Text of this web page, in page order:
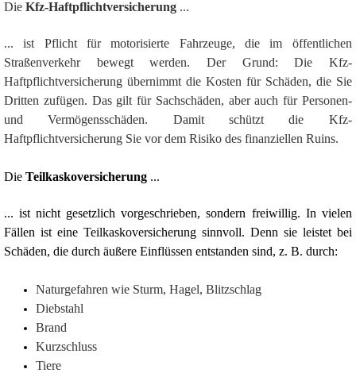
Die Kfz-Haftpflichtversicherung ...
... ist Pflicht
für motorisierte Fahrzeuge, die im öffentlichen
Straßenverkehr bewegt werden. Der Grund: Die Kfz-
Haftpflichtversicherung übernimmt die Kosten für Schäden, die Sie
Dritten zufügen. Das gilt für Sachschäden, aber auch für Personen-
und Vermögensschäden. Damit schützt die Kfz-
Haftpflichtversicherung Sie vor dem Risiko des finanziellen Ruins.
Die Teilkaskoversicherung ...
... ist nicht gesetzlich vorgeschrieben, sondern freiwillig. In vielen
Fällen ist eine Teilkaskoversicherung sinnvoll. Denn sie leistet bei
Schäden, die durch äußere Einflüssen entstanden sind, z. B. durch:
Naturgefahren wie Sturm, Hagel, Blitzschlag
Diebstahl
Brand
Kurzschluss
Tiere